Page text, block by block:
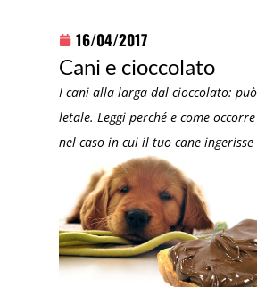
16/04/2017
Cani e cioccolato
I cani alla larga dal cioccolato:
letale. Leggi perché e come
nel caso in cui il tuo cane ingerisse